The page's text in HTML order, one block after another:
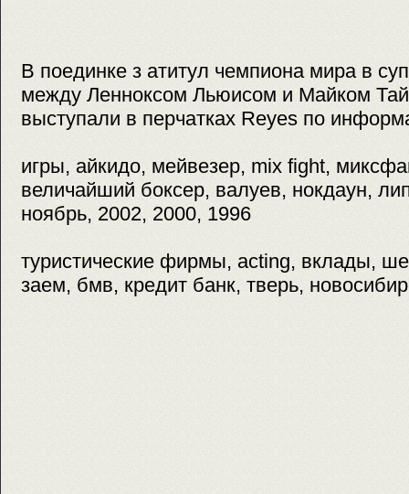
В поединке з атитул чемпиона мира в
между Ленноксом Льюисом и Майком
выступали в перчатках Reyes по
игры, айкидо, мейвезер, mix fight,
величайший боксер, валуев, нокдаун,
ноябрь, 2002, 2000, 1996
туристические фирмы, acting, вклады,
заем, бмв, кредит банк, тверь,